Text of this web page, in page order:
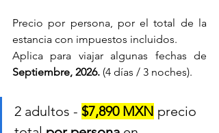
Precio por persona, por el total de la
estancia con impuestos incluidos.
Aplica para viajar algunas fechas de
Septiembre, 2026. (4 días / 3 noches).
2 adultos - $7,890 MXN precio